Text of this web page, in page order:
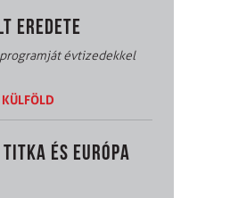
EREDETE
évtizedekkel
KÜLFÖLD
ÉS EURÓPA